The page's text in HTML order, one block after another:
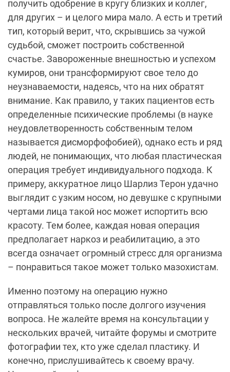
называется дисморфофобией), однако есть и ряд
людей, не понимающих, что любая пластическая
операция требует индивидуального подхода. К
примеру, аккуратное лицо Шарлиз Терон удачно
выглядит с узким носом, но девушке с крупными
чертами лица такой нос может испортить всю
красоту. Тем более, каждая новая операция
предполагает наркоз и реабилитацию, а это
всегда означает огромный стресс для организма
– понравиться такое может только мазохистам.
Именно поэтому на операцию нужно
отправляться только после долгого изучения
вопроса. Не жалейте время на консультации у
нескольких врачей, читайте форумы и смотрите
фотографии тех, кто уже сделал пластику. И
конечно, прислушивайтесь к своему врачу.
Настоящий профессионал не только отговорит
от опрометчивого поступка, но еще и посоветует
те импланты и метод коррекции, которые
подойдут вам лучше всего.
КАК ВЫБРАТЬ ХИРУРГА, КОТОРЫЙ ВАС НЕ
ИЗУРОДУЕТ?
Да, у каждого из нас есть риск получить после
операции не то лицо, к которому мы стремились.